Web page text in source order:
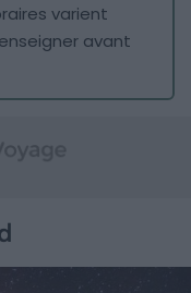
varient
avant